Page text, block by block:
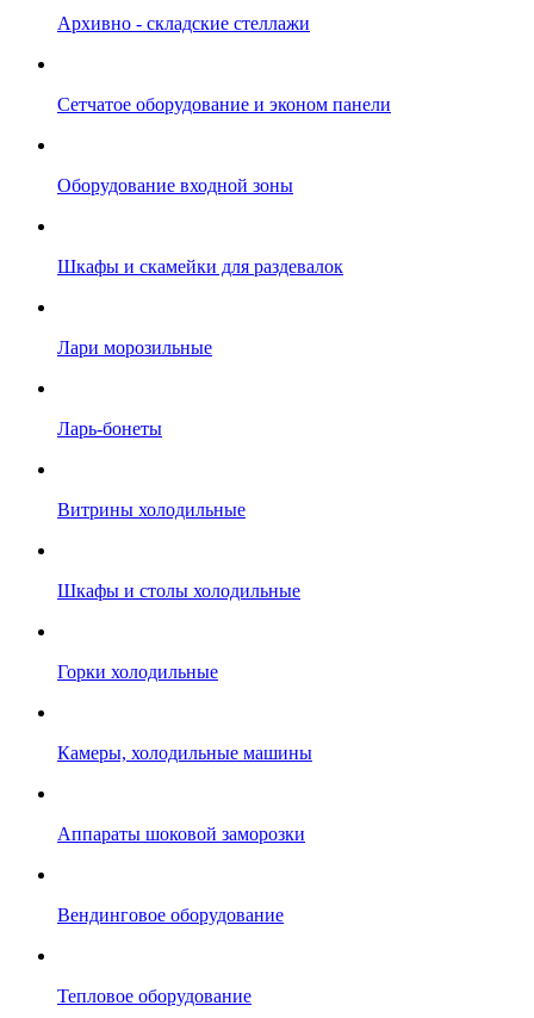
Архивно - складские стеллажи
Сетчатое оборудование и эконом панели
Оборудование входной зоны
Шкафы и скамейки для раздевалок
Лари морозильные
Ларь-бонеты
Витрины холодильные
Шкафы и столы холодильные
Горки холодильные
Камеры, холодильные машины
Аппараты шоковой заморозки
Вендинговое оборудование
Тепловое оборудование